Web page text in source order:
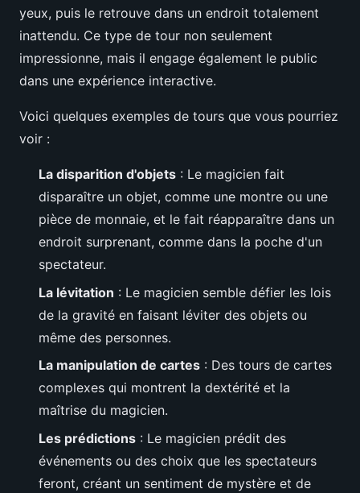
yeux, puis le retrouve dans un endroit totalement
inattendu. Ce type de tour non seulement
impressionne, mais il engage également le public
dans une expérience interactive.
Voici quelques exemples de tours que vous pourriez
voir :
La disparition d'objets : Le magicien fait
disparaître un objet, comme une montre ou une
pièce de monnaie, et le fait réapparaître dans un
endroit surprenant, comme dans la poche d'un
spectateur.
La lévitation : Le magicien semble défier les lois
de la gravité en faisant léviter des objets ou
même des personnes.
La manipulation de cartes : Des tours de cartes
complexes qui montrent la dextérité et la
maîtrise du magicien.
Les prédictions : Le magicien prédit des
événements ou des choix que les spectateurs
feront, créant un sentiment de mystère et de